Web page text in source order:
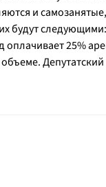
и
будут
25%